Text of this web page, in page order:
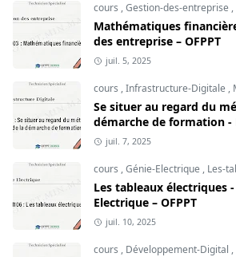
cours ,Gestion-des-entreprise ,
Mathématiques
des entreprise – OFPPT
juil. 5, 2025
cours ,Infrastructure-Digitale ,
Se situer au regard du
démarche de formation -
Infrastructure Digitale –
juil. 7, 2025
cours ,Génie-Electrique , Les-
Les tableaux électriques
Electrique – OFPPT
juil. 10, 2025
cours , Développement-Digital ,